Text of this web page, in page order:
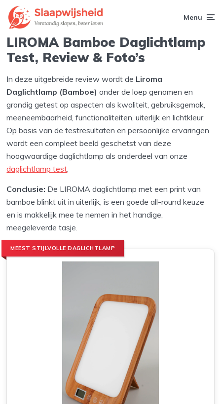
Menu
LIROMA Bamboe Daglichtlamp
Test, Review & Foto’s
In deze uitgebreide review wordt de Liroma
Daglichtlamp (Bamboe) onder de loep genomen en
grondig getest op aspecten als kwaliteit, gebruiksgemak,
meeneembaarheid, functionaliteiten, uiterlijk en lichtkleur.
Op basis van de testresultaten en persoonlijke ervaringen
wordt een compleet beeld geschetst van deze
hoogwaardige daglichtlamp als onderdeel van onze
daglichtlamp test.
Conclusie: De LIROMA daglichtlamp met een print van
bamboe blinkt uit in uiterlijk, is een goede all-round keuze
en is makkelijk mee te nemen in het handige,
meegeleverde tasje.
MEEST STIJLVOLLE DAGLICHTLAMP